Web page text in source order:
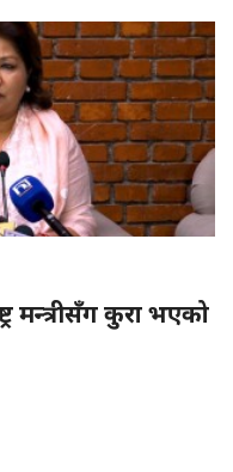
मन्त्रीसँग कुरा भएको